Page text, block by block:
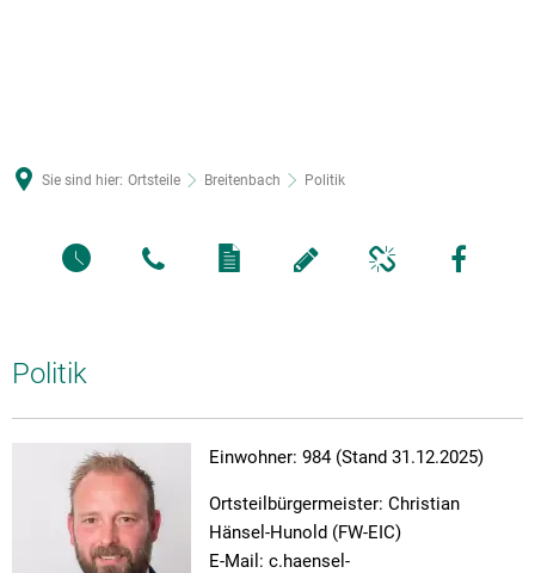
Sie sind hier: Ortsteile Breitenbach Politik
Politik
Einwohner: 984 (Stand 31.12.2025)
Ortsteilbürgermeister: Christian
Hänsel-Hunold (FW-EIC)
E-Mail: c.haensel-